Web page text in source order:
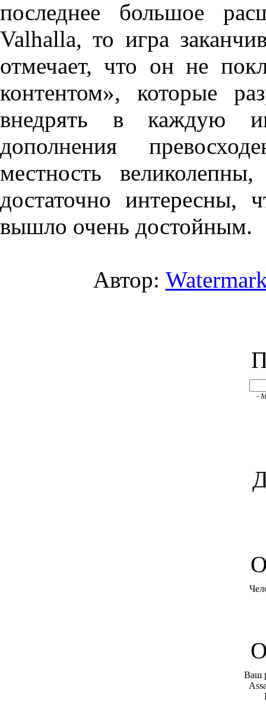
последнее большое
Valhalla, то игра
отмечает, что он не
контентом», которые
внедрять в каждую
дополнения
местность
достаточно интересны,
вышло очень достойным.
Автор:
-
Ваш